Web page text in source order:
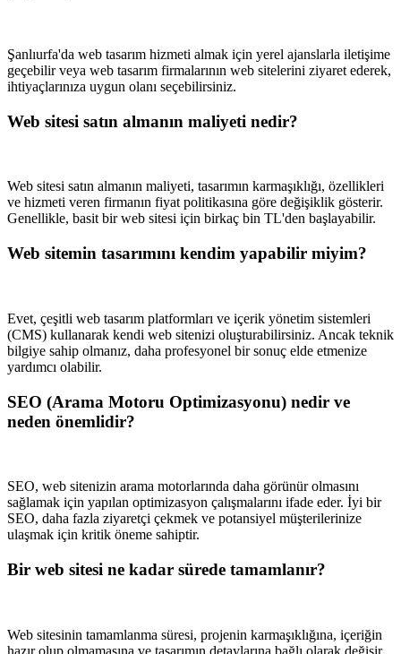
Şanlıurfa'da web tasarım hizmeti almak için yerel ajanslarla iletişime
geçebilir veya web tasarım firmalarının web sitelerini ziyaret ederek,
ihtiyaçlarınıza uygun olanı seçebilirsiniz.
Web sitesi satın almanın maliyeti nedir?
Web sitesi satın almanın maliyeti, tasarımın karmaşıklığı, özellikleri
ve hizmeti veren firmanın fiyat politikasına göre değişiklik gösterir.
Genellikle, basit bir web sitesi için birkaç bin TL'den başlayabilir.
Web sitemin tasarımını kendim yapabilir miyim?
Evet, çeşitli web tasarım platformları ve içerik yönetim sistemleri
(CMS) kullanarak kendi web sitenizi oluşturabilirsiniz. Ancak teknik
bilgiye sahip olmanız, daha profesyonel bir sonuç elde etmenize
yardımcı olabilir.
SEO (Arama Motoru Optimizasyonu) nedir ve
neden önemlidir?
SEO, web sitenizin arama motorlarında daha görünür olmasını
sağlamak için yapılan optimizasyon çalışmalarını ifade eder. İyi bir
SEO, daha fazla ziyaretçi çekmek ve potansiyel müşterilerinize
ulaşmak için kritik öneme sahiptir.
Bir web sitesi ne kadar sürede tamamlanır?
Web sitesinin tamamlanma süresi, projenin karmaşıklığına, içeriğin
hazır olup olmamasına ve tasarımın detaylarına bağlı olarak değişir.